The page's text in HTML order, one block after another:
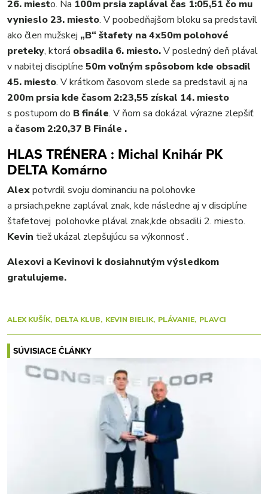
26. miesto. Na 100m prsia zaplával čas 1:05,51 čo mu
vynieslo 23. miesto. V poobedňajšom bloku sa predstavil
ako člen mužskej „B“ štafety na 4x50m polohové
preteky, ktorá obsadila 6. miesto.V posledný deň plával
v nabitej disciplíne 50m voľným spôsobom kde obsadil
45. miesto. V krátkom časovom slede sa predstavil aj na
200m prsia kde časom 2:23,55 získal 14. miesto
s postupom do B finále. V ňom sa dokázal výrazne zlepšiť
a časom 2:20,37 B Finále .
HLAS TRÉNERA : Michal Knihár PK
DELTA Komárno
Alexpotvrdil svoju dominanciu na polohovke
a prsiach,pekne zaplával znak, kde následne aj v disciplíne
štafetovej polohovke plával znak,kde obsadili 2. miesto.
Kevin tiež ukázal zlepšujúcu sa výkonnosť .
Alexovi a Kevinovi k dosiahnutým výsledkom
gratulujeme.
ALEX KUŠÍK DELTA KLUB KEVIN BIELIK PLÁVANIE PLAVCI
SÚVISIACE ČLÁNKY